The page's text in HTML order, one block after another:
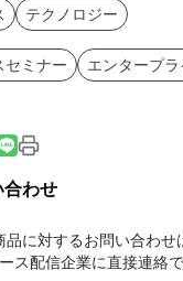
テクノロジー
セミナー
エンタープ
合わせ
に対するお問い合わせ
ス配信企業に直接連絡で